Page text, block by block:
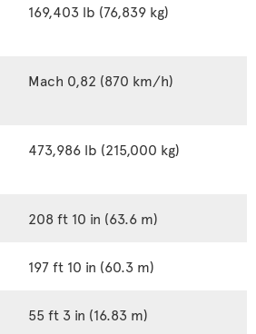
169,403 lb (76,839 kg)
Mach 0,82 (870 km/h)
473,986 lb (215,000 kg)
208 ft 10 in (63.6 m)
197 ft 10 in (60.3 m)
55 ft 3 in (16.83 m)